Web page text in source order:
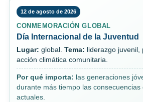
12 de agosto de 2026
CONMEMORACIÓN GLOBAL
Día Internacional de la Juventud
Lugar: global. Tema: liderazgo
acción climática comunitaria.
Por qué importa: las generaciones
durante más tiempo las consecuencias
actuales.